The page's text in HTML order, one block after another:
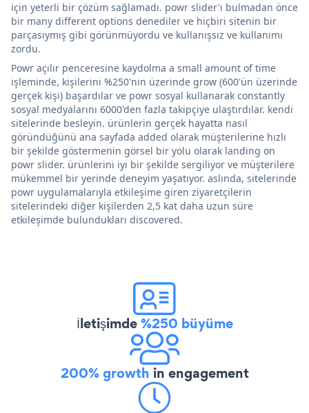
için yeterli bir çözüm sağlamadı. powr slider'ı bulmadan önce
bir many different options denediler ve hiçbiri sitenin bir
parçasıymış gibi görünmüyordu ve kullanışsız ve kullanımı
zordu.
Powr açılır penceresine kaydolma a small amount of time
işleminde, kişilerini %250'nin üzerinde grow (600'ün üzerinde
gerçek kişi) başardılar ve powr sosyal kullanarak constantly
sosyal medyalarını 6000'den fazla takipçiye ulaştırdılar. kendi
sitelerinde besleyin. ürünlerin gerçek hayatta nasıl
göründüğünü ana sayfada added olarak müşterilerine hızlı
bir şekilde göstermenin görsel bir yolu olarak landing on
powr slider. ürünlerini iyi bir şekilde sergiliyor ve müşterilere
mükemmel bir yerinde deneyim yaşatıyor. aslında, sitelerinde
powr uygulamalarıyla etkileşime giren ziyaretçilerin
sitelerindeki diğer kişilerden 2,5 kat daha uzun süre
etkileşimde bulundukları discovered.
İletişimde%250 büyüme
200% growth in engagement